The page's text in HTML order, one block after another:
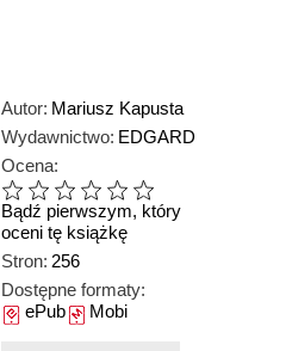
Autor: Mariusz Kapusta
Wydawnictwo: EDGARD
Ocena:
Bądź pierwszym, który
oceni tę książkę
Stron: 256
Dostępne formaty:
ePubMobi